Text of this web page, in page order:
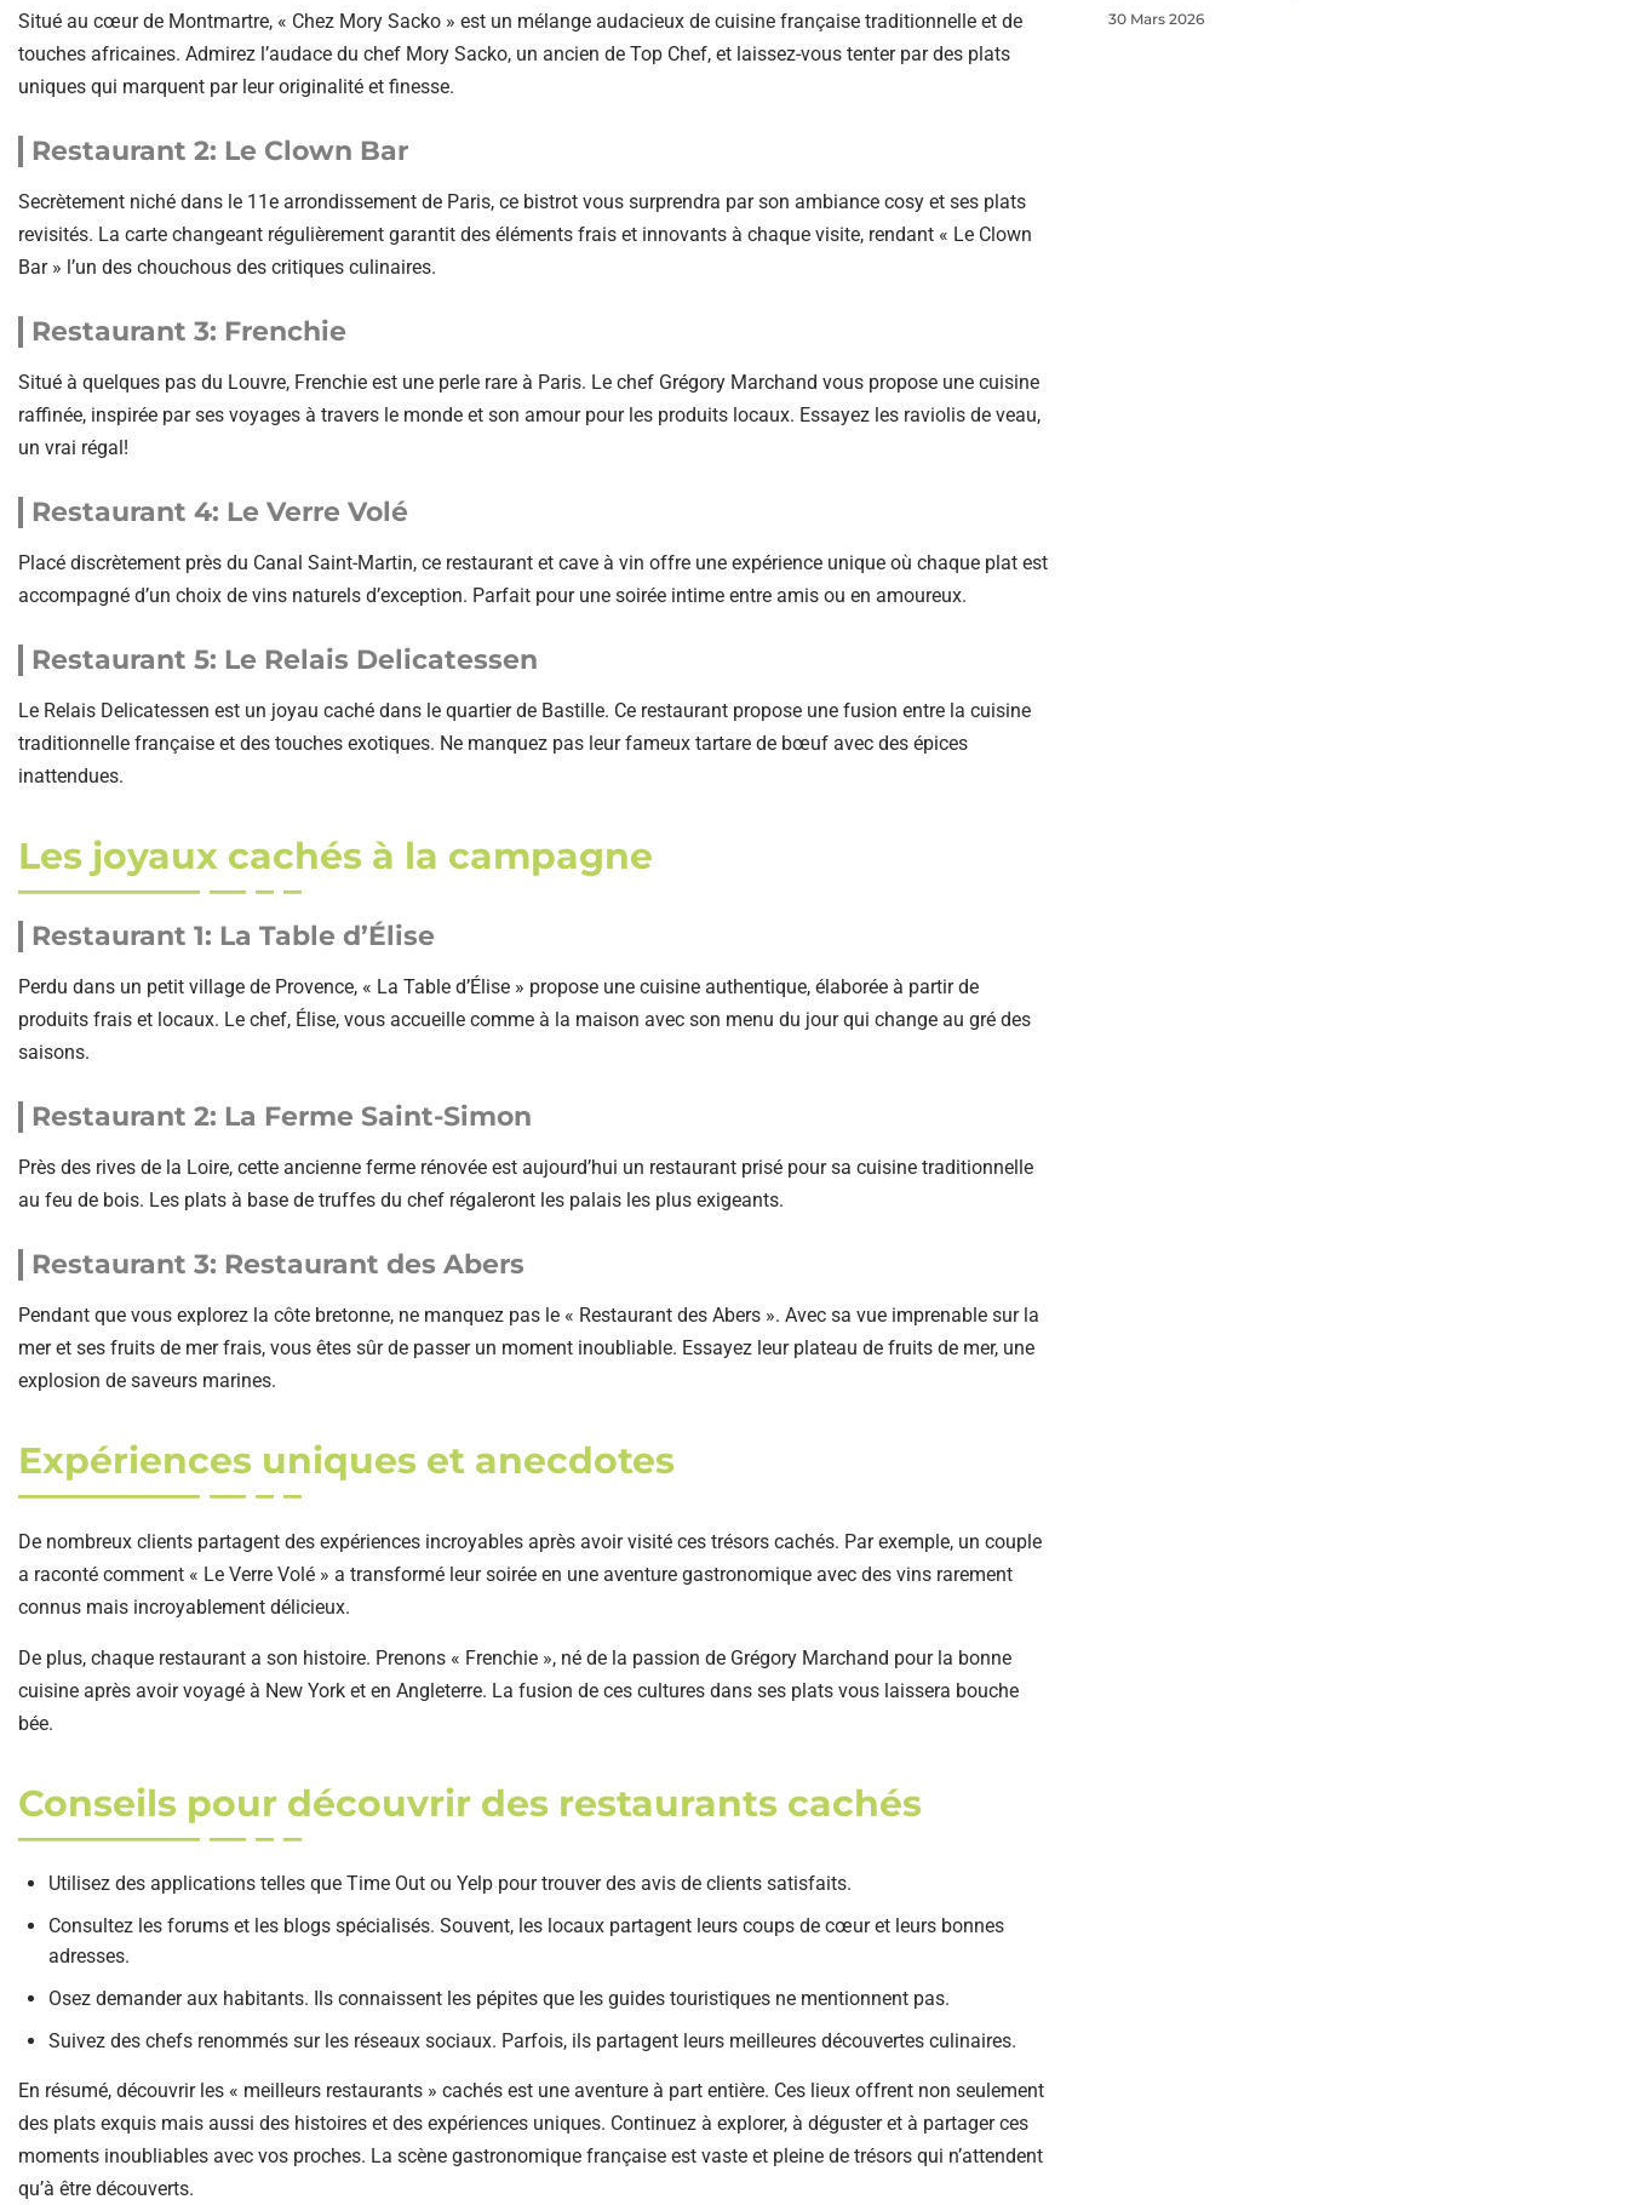
Situé au cœur de Montmartre, « Chez Mory Sacko » est un mélange audacieux de cuisine française traditionnelle et de
touches africaines. Admirez l’audace du chef Mory Sacko, un ancien de Top Chef, et laissez-vous tenter par des plats
uniques qui marquent par leur originalité et finesse.
Restaurant 2: Le Clown Bar
Secrètement niché dans le 11e arrondissement de Paris, ce bistrot vous surprendra par son ambiance cosy et ses plats
revisités. La carte changeant régulièrement garantit des éléments frais et innovants à chaque visite, rendant « Le Clown
Bar » l’un des chouchous des critiques culinaires.
Restaurant 3: Frenchie
Situé à quelques pas du Louvre, Frenchie est une perle rare à Paris. Le chef Grégory Marchand vous propose une cuisine
raffinée, inspirée par ses voyages à travers le monde et son amour pour les produits locaux. Essayez les raviolis de veau,
un vrai régal!
Restaurant 4: Le Verre Volé
Placé discrètement près du Canal Saint-Martin, ce restaurant et cave à vin offre une expérience unique où chaque plat est
accompagné d’un choix de vins naturels d’exception. Parfait pour une soirée intime entre amis ou en amoureux.
Restaurant 5: Le Relais Delicatessen
Le Relais Delicatessen est un joyau caché dans le quartier de Bastille. Ce restaurant propose une fusion entre la cuisine
traditionnelle française et des touches exotiques. Ne manquez pas leur fameux tartare de bœuf avec des épices
inattendues.
Les joyaux cachés à la campagne
Restaurant 1: La Table d’Élise
Perdu dans un petit village de Provence, « La Table d’Élise » propose une cuisine authentique, élaborée à partir de
produits frais et locaux. Le chef, Élise, vous accueille comme à la maison avec son menu du jour qui change au gré des
saisons.
Restaurant 2: La Ferme Saint-Simon
Près des rives de la Loire, cette ancienne ferme rénovée est aujourd’hui un restaurant prisé pour sa cuisine traditionnelle
au feu de bois. Les plats à base de truffes du chef régaleront les palais les plus exigeants.
Restaurant 3: Restaurant des Abers
Pendant que vous explorez la côte bretonne, ne manquez pas le « Restaurant des Abers ». Avec sa vue imprenable sur la
mer et ses fruits de mer frais, vous êtes sûr de passer un moment inoubliable. Essayez leur plateau de fruits de mer, une
explosion de saveurs marines.
Expériences uniques et anecdotes
De nombreux clients partagent des expériences incroyables après avoir visité ces trésors cachés. Par exemple, un couple
a raconté comment « Le Verre Volé » a transformé leur soirée en une aventure gastronomique avec des vins rarement
connus mais incroyablement délicieux.
De plus, chaque restaurant a son histoire. Prenons « Frenchie », né de la passion de Grégory Marchand pour la bonne
cuisine après avoir voyagé à New York et en Angleterre. La fusion de ces cultures dans ses plats vous laissera bouche
bée.
Conseils pour découvrir des restaurants cachés
Utilisez des applications telles que Time Out ou Yelp pour trouver des avis de clients satisfaits.
Consultez les forums et les blogs spécialisés. Souvent, les locaux partagent leurs coups de cœur et leurs bonnes
adresses.
Osez demander aux habitants. Ils connaissent les pépites que les guides touristiques ne mentionnent pas.
Suivez des chefs renommés sur les réseaux sociaux. Parfois, ils partagent leurs meilleures découvertes culinaires.
En résumé, découvrir les « meilleurs restaurants » cachés est une aventure à part entière. Ces lieux offrent non seulement
des plats exquis mais aussi des histoires et des expériences uniques. Continuez à explorer, à déguster et à partager ces
moments inoubliables avec vos proches. La scène gastronomique française est vaste et pleine de trésors qui n’attendent
qu’à être découverts.
30 Mars 2026